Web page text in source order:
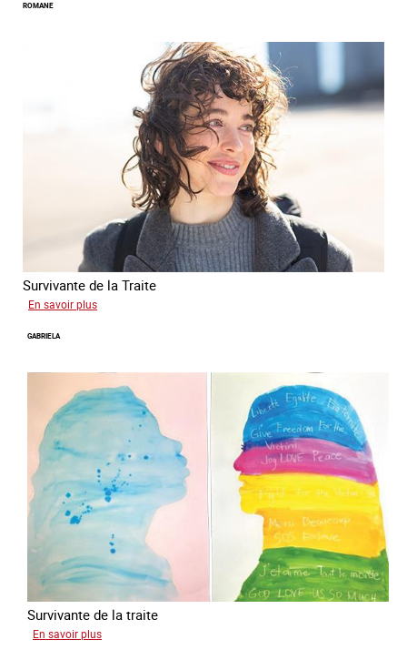
ROMANE
Survivante de la Traite
En savoir plus
GABRIELA
Survivante de la traite
En savoir plus